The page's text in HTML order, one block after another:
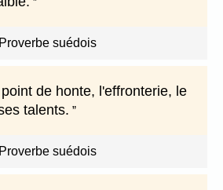
Proverbe suédois
de honte, l'effronterie, le
talents.
Proverbe suédois